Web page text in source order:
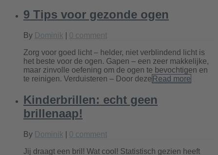
9 Tips voor gezonde ogen
By Dominik 0 comment
Zorg voor goed licht – helder, niet verblindend licht is
het beste voor de ogen. Gapen – een zeer makkelijke,
maar zinvolle oefening om de ogen te bevochtigen en
te reinigen. Verduisteren – Door deze Read more
Kinderbrillen: echt geen
brillenaap!
By Dominik 0 comment
Jij draagt een bril! Wat cool! Statistisch gezien heeft